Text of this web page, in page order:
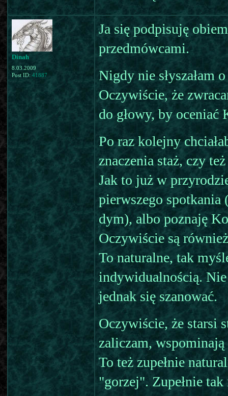
Dinah
8.03.2009
Post ID: 41887
Ja się podpisuję
przedmówcami.
Nigdy nie słyszałam
Oczywiście, że
do głowy, by
Po raz kolejny
znaczenia staż, czy
Jak to już w
pierwszego
dym), albo poznaję
Oczywiście są
To naturalne, tak
indywidualnością.
jednak się szanować.
Oczywiście, że starsi
zaliczam,
To też zupełnie
"gorzej". Zupełnie tak